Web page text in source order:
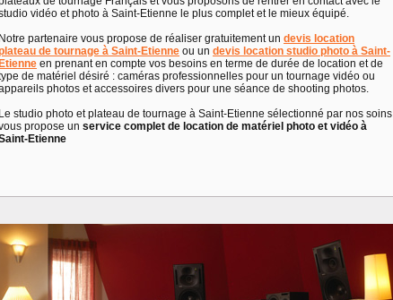
vidéo et photo à Saint-Etienne le plus complet et le mieux équipé.
Notre partenaire vous propose de réaliser gratuitement un devis location
de tournage à Saint-Etienne ou un devis location studio photo à Saint-
en prenant en compte vos besoins en terme de durée de location et de
de matériel désiré : caméras professionnelles pour un tournage vidéo ou
photos et accessoires divers pour une séance de shooting photos.
Le studio photo et plateau de tournage à Saint-Etienne sélectionné par nos soins
propose un service complet de location de matériel photo et vidéo à
Etienne